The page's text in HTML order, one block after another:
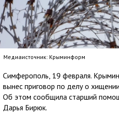
Медиаисточник: Крыминформ
Симферополь, 19 февраля.
вынес приговор по делу о
Об этом сообщила старший
Дарья Бирюк.